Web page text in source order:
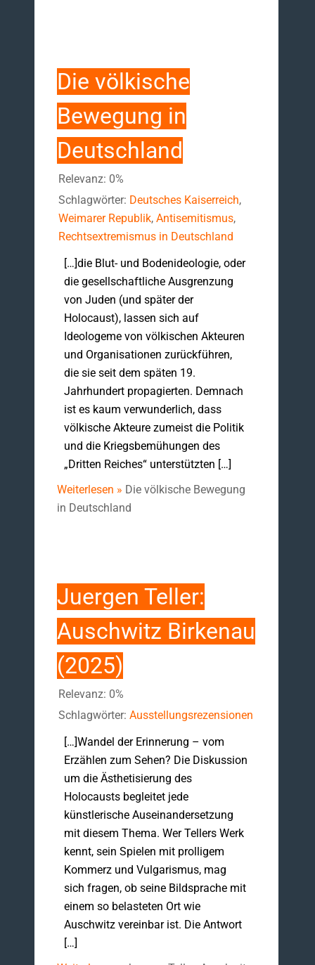
Die völkische
Bewegung in
Deutschland
Relevanz: 0%
Schlagwörter: Deutsches Kaiserreich,
Weimarer Republik, Antisemitismus,
Rechtsextremismus in Deutschland
[…]die Blut- und Bodenideologie, oder
die gesellschaftliche Ausgrenzung
von Juden (und später der
Holocaust), lassen sich auf
Ideologeme von völkischen Akteuren
und Organisationen zurückführen,
die sie seit dem späten 19.
Jahrhundert propagierten. Demnach
ist es kaum verwunderlich, dass
völkische Akteure zumeist die Politik
und die Kriegsbemühungen des
„Dritten Reiches“ unterstützten […]
Weiterlesen » Die völkische Bewegung
in Deutschland
Juergen Teller:
Auschwitz Birkenau
(2025)
Relevanz: 0%
Schlagwörter: Ausstellungsrezensionen
[…]Wandel der Erinnerung – vom
Erzählen zum Sehen? Die Diskussion
um die Ästhetisierung des
Holocausts begleitet jede
künstlerische Auseinandersetzung
mit diesem Thema. Wer Tellers Werk
kennt, sein Spielen mit prolligem
Kommerz und Vulgarismus, mag
sich fragen, ob seine Bildsprache mit
einem so belasteten Ort wie
Auschwitz vereinbar ist. Die Antwort
[…]